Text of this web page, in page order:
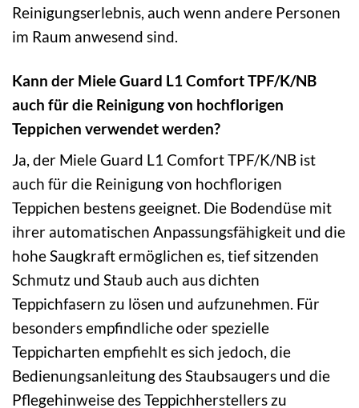
Reinigungserlebnis, auch wenn andere Personen
im Raum anwesend sind.
Kann der Miele Guard L1 Comfort TPF/K/NB
auch für die Reinigung von hochflorigen
Teppichen verwendet werden?
Ja, der Miele Guard L1 Comfort TPF/K/NB ist
auch für die Reinigung von hochflorigen
Teppichen bestens geeignet. Die Bodendüse mit
ihrer automatischen Anpassungsfähigkeit und die
hohe Saugkraft ermöglichen es, tief sitzenden
Schmutz und Staub auch aus dichten
Teppichfasern zu lösen und aufzunehmen. Für
besonders empfindliche oder spezielle
Teppicharten empfiehlt es sich jedoch, die
Bedienungsanleitung des Staubsaugers und die
Pflegehinweise des Teppichherstellers zu